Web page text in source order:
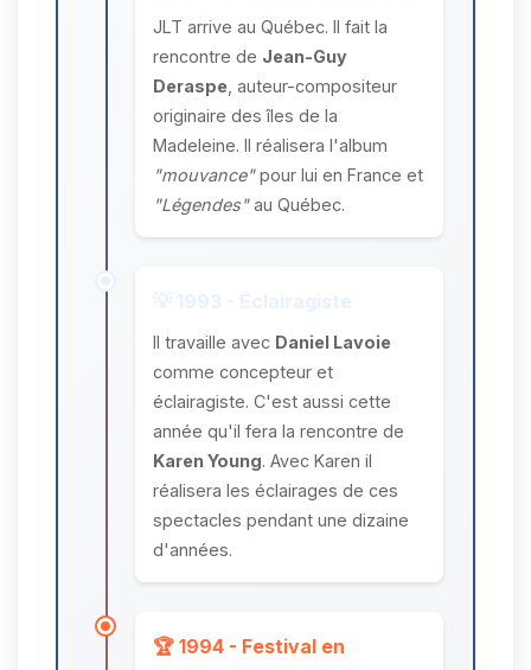
JLT arrive au Québec. Il fait la
rencontre de Jean-Guy
Deraspe, auteur-compositeur
originaire des îles de la
Madeleine. Il réalisera l'album
"mouvance"pour lui en France et
"Légendes"au Québec.
Il travaille avec Daniel Lavoie
comme concepteur et
éclairagiste. C'est aussi cette
année qu'il fera la rencontre de
Karen Young. Avec Karen il
réalisera les éclairages de ces
spectacles pendant une dizaine
d'années.
🏆 1994 - Festival en